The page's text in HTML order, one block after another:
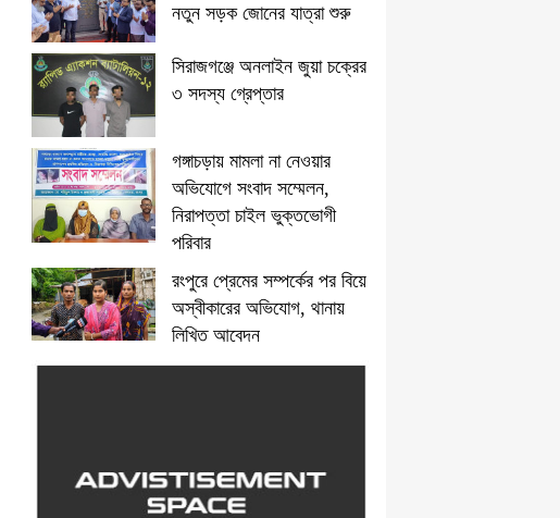
নতুন সড়ক জোনের যাত্রা শুরু
সিরাজগঞ্জে অনলাইন জুয়া চক্রের
৩ সদস্য গ্রেপ্তার
গঙ্গাচড়ায় মামলা না নেওয়ার
অভিযোগে সংবাদ সম্মেলন,
নিরাপত্তা চাইল ভুক্তভোগী
পরিবার
রংপুরে প্রেমের সম্পর্কের পর বিয়ে
অস্বীকারের অভিযোগ, থানায়
লিখিত আবেদন